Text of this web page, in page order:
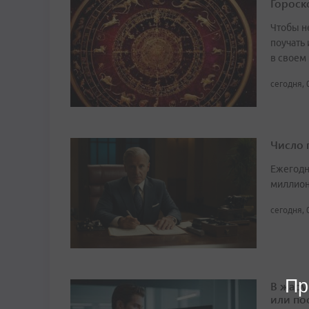
Чтобы
в своем
сегодня,
Число
сегодня,
В жару
или